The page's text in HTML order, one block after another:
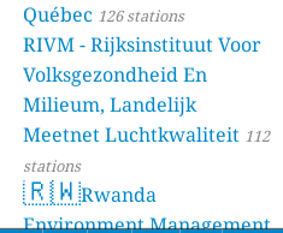
Québec 126 stations
RIVM - Rijksinstituut Voor
Volksgezondheid En
Milieum, Landelijk
Meetnet Luchtkwaliteit 112
stations
🇷🇼Rwanda
Environment Management